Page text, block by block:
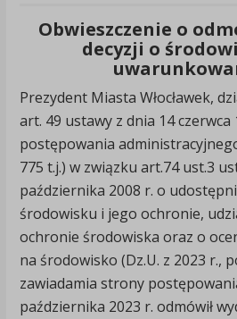
Obwieszczenie o
decyzji o
Prezydent Miasta Włocławek,
art. 49 ustawy z dnia 14 czerwca
postępowania
775 t.j.) w związku art.74 ust.3
października 2008 r. o
środowisku i jego ochronie,
ochronie środowiska oraz o
na środowisko (Dz.U. z 2023 r.,
zawiadamia strony
października 2023 r. odmówił